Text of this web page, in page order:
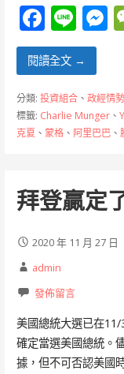
F
ac
e
b
o
o
Li
n
e
e
n
g
閱讀全文 →
分類: 投資組合、 政經情勢
標籤: Charlie Munger、
克夏、 蒙格、 阿里巴巴、
拜登贏定
2020 年 11 月 27 日
admin
發佈留言
美國總統大選已在
確定當選美國總統。
據，但不可否認美國